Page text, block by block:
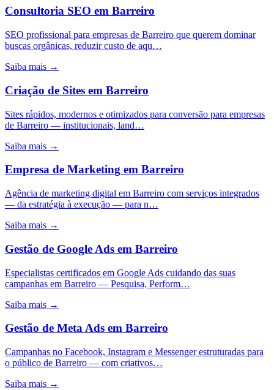
Consultoria SEO em Barreiro
SEO profissional para empresas de Barreiro que querem dominar
buscas orgânicas, reduzir custo de aqu…
Saiba mais →
Criação de Sites em Barreiro
Sites rápidos, modernos e otimizados para conversão para empresas
de Barreiro — institucionais, land…
Saiba mais →
Empresa de Marketing em Barreiro
Agência de marketing digital em Barreiro com serviços integrados
— da estratégia à execução — para n…
Saiba mais →
Gestão de Google Ads em Barreiro
Especialistas certificados em Google Ads cuidando das suas
campanhas em Barreiro — Pesquisa, Perform…
Saiba mais →
Gestão de Meta Ads em Barreiro
Campanhas no Facebook, Instagram e Messenger estruturadas para
o público de Barreiro — com criativos…
Saiba mais →